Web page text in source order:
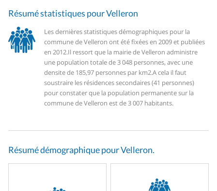
Résumé statistiques pour Velleron
Les dernières statistiques démographiques pour la
commune de Velleron ont été fixées en 2009 et publiées
en 2012.Il ressort que la mairie de Velleron administre
une population totale de 3 048 personnes, avec une
densite de 185,97 personnes par km2.A cela il faut
soustraire les résidences secondaires (41 personnes)
pour constater que la population permanente sur la
commune de Velleron est de 3 007 habitants.
Résumé démographique pour Velleron.